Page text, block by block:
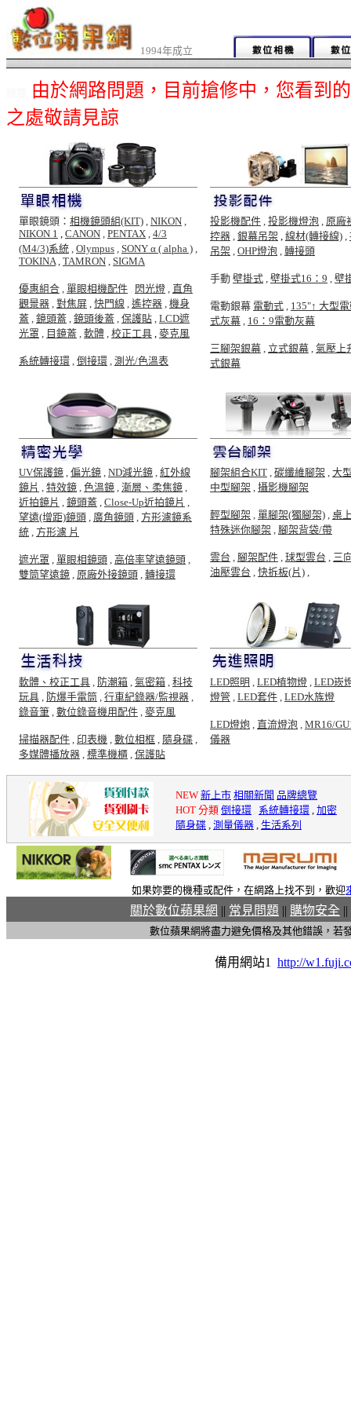
1994年成立
由於網路問題，目前搶修中，您看到
之處敬請見諒
單眼鏡頭： 相機鏡頭組(KIT) , NIKON ,
NIKON 1 , CANON , PENTAX , 4/3
(M4/3)系統 , Olympus , SONY α ( alpha ) ,
TOKINA, TAMRON , SIGMA
優惠組合 , 單眼相機配件 , 閃光燈 , 直角
觀景器 , 對焦屏 , 快門線 , 遙控器 , 機身
蓋 , 鏡頭蓋 , 鏡頭後蓋 , 保護貼 , LCD遮
光罩 , 目鏡蓋 , 軟體 , 校正工具 , 麥克風
系統轉接環 , 倒接環 , 測光/色溫表
投影機配件 , 投影機燈泡 , 原廠
控器 , 銀幕吊架 , 線材(轉接線) ,
吊架 , OHP燈泡 , 轉接頭
手動 壁掛式 , 壁掛式16：9 , 壁
電動銀幕 電動式 , 135"↑ 大型
式灰幕 , 16：9電動灰幕
三腳架銀幕 , 立式銀幕 , 氣壓上
式銀幕
UV保護鏡 , 偏光鏡 , ND減光鏡 , 紅外線
鏡片 , 特效鏡 , 色溫鏡 , 漸層、柔焦鏡 ,
近拍鏡片 , 鏡頭蓋 , Close-Up近拍鏡片 ,
望遠(增距)鏡頭 , 廣角鏡頭 , 方形濾鏡系
統 , 方形濾 片
遮光罩 , 單眼相鏡頭 , 高倍率望遠鏡頭 ,
雙筒望遠鏡 , 原廠外接鏡頭 , 轉接環
腳架組合KIT , 碳纖維腳架 , 大
中型腳架 , 攝影機腳架
輕型腳架 , 單腳架(獨腳架) , 桌
特殊迷你腳架 , 腳架背袋/帶
雲台 , 腳架配件 , 球型雲台 , 三
油壓雲台 , 快拆板(片) ,
軟體、校正工具 , 防潮箱 , 氣密箱 , 科技
玩具 , 防爆手電筒 , 行車紀錄器/監視器 ,
錄音筆 , 數位錄音機用配件 , 麥克風
掃描器配件 , 印表機 , 數位相框 , 隨身碟 ,
多媒體播放器 , 標準機櫃 , 保護貼
LED照明 , LED植物燈 , LED崁
燈管 , LED套件 , LED水族燈
LED燈炮 , 直流燈泡 , MR16/
儀器
NEW 新上市 相關新聞 品牌總覽
HOT 分類 倒接環 系統轉接環 , 加密
隨身碟 , 測量儀器 , 生活系列
如果妳要的機種或配件，在網路上找不到，歡迎
關於數位蘋果網 || 常見問題 || 購物安全 ||
數位蘋果網將盡力避免價格及其他錯誤，若
備用網站1 http://